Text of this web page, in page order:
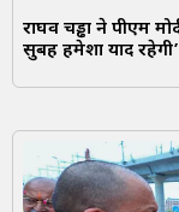
राघव चड्ढा ने पीएम
सुबह हमेशा याद रहेगी’